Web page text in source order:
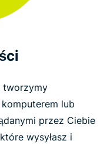
tworzymy
lub
przez Ciebie
wysyłasz i